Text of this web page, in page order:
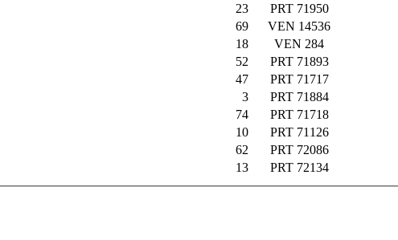
23 PRT 71950
69 VEN 14536
18 VEN 284
52 PRT 71893
47 PRT 71717
3 PRT 71884
74 PRT 71718
10 PRT 71126
62 PRT 72086
13 PRT 72134